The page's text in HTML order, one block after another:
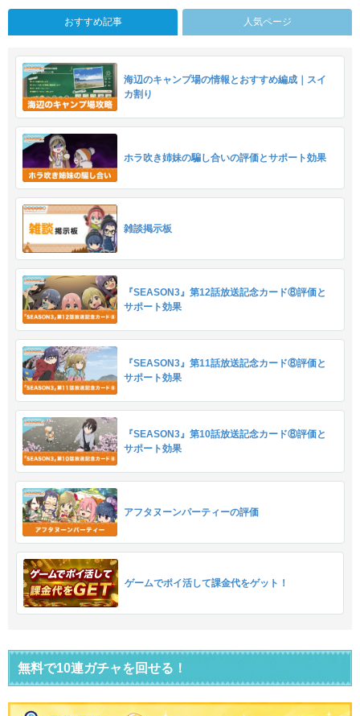
おすすめ記事 人気ページ
海辺のキャンプ場の情報とおすすめ編成｜スイ
カ割り
ホラ吹き姉妹の騙し合いの評価とサポート効果
雑談掲示板
『SEASON3』第12話放送記念カード⑧評価と
サポート効果
『SEASON3』第11話放送記念カード⑧評価と
サポート効果
『SEASON3』第10話放送記念カード⑧評価と
サポート効果
アフタヌーンパーティーの評価
ゲームでポイ活して課金代をゲット！
無料で10連ガチャを回せる！